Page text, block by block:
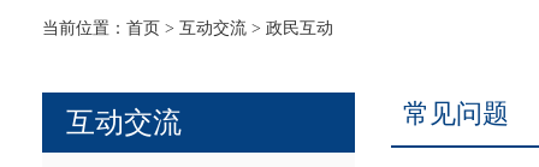
当前位置： 首页 > 互动交流 > 政民互动
互动交流 常见问题